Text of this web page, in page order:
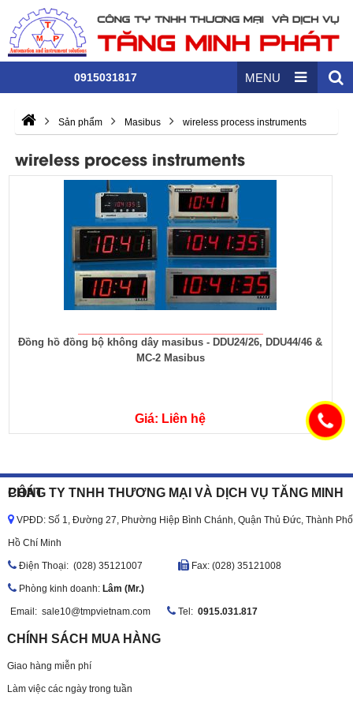
0915031817 MENU
Sản phẩm Masibus wireless process instruments
wireless process instruments
Đồng hồ đồng bộ không dây masibus - DDU24/26, DDU44/46 &
MC-2 Masibus
Giá: Liên hệ
CÔNG TY TNHH THƯƠNG MẠI VÀ DỊCH VỤ TĂNG MINH PHÁT
VPĐD: Số 1, Đường 27, Phường Hiệp Bình Chánh, Quận Thủ Đức, Thành Phố
Hồ Chí Minh
Ðiện Thoại: (028) 35121007 Fax: (028) 35121008
Phòng kinh doanh: Lâm (Mr.)
Email: sale10@tmpvietnam.com Tel: 0915.031.817
CHÍNH SÁCH MUA HÀNG
Giao hàng miễn phí
Làm việc các ngày trong tuần